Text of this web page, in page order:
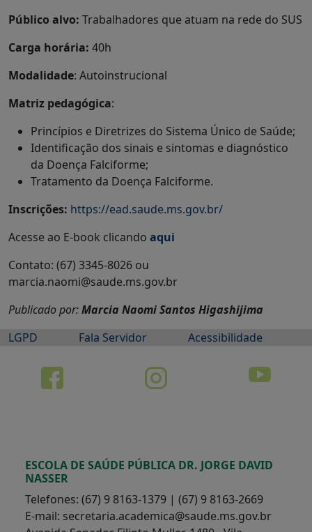
Público alvo: Trabalhadores que atuam na rede do SUS
Carga horária: 40h
Modalidade: Autoinstrucional
Matriz pedagógica:
Princípios e Diretrizes do Sistema Único de Saúde;
Identificação dos sinais e sintomas e diagnóstico
da Doença Falciforme;
Tratamento da Doença Falciforme.
Inscrições: https://ead.saude.ms.gov.br/
Acesse ao E-book clicando aqui
Contato: (67) 3345-8026 ou
marcia.naomi@saude.ms.gov.br
Publicado por:Marcia Naomi Santos Higashijima
LGPD
Fala Servidor Acessibilidade
ESCOLA DE SAÚDE PÚBLICA DR. JORGE DAVID
NASSER
Telefones: (67) 9 8163-1379 | (67) 9 8163-2669
E-mail: secretaria.academica@saude.ms.gov.br